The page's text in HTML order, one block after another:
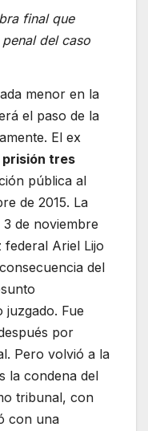
final que
del caso
menor en la
el paso de la
El ex
tres
pública al
de 2015. La
de noviembre
federal Ariel Lijo
del
juzgado. Fue
por
Pero volvió a la
la condena del
tribunal, con
con una